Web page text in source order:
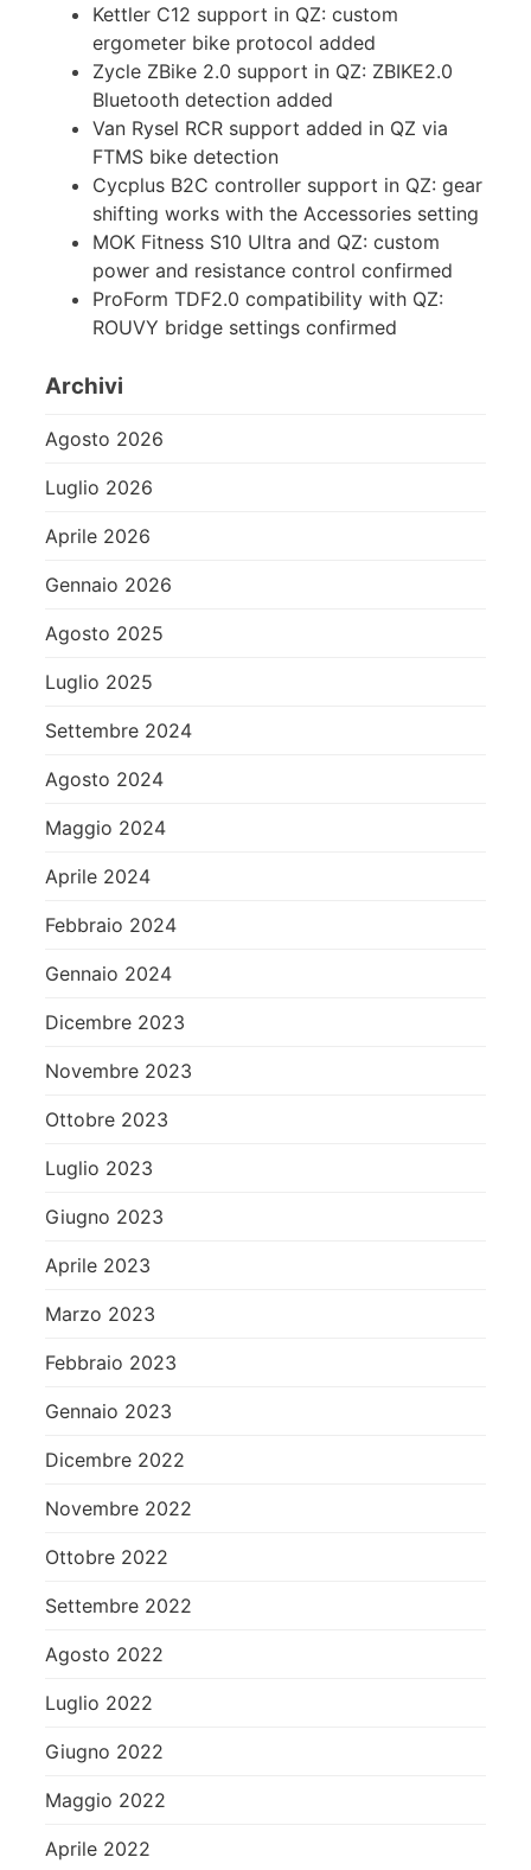
Kettler C12 support in QZ: custom
ergometer bike protocol added
Zycle ZBike 2.0 support in QZ: ZBIKE2.0
Bluetooth detection added
Van Rysel RCR support added in QZ via
FTMS bike detection
Cycplus B2C controller support in QZ: gear
shifting works with the Accessories setting
MOK Fitness S10 Ultra and QZ: custom
power and resistance control confirmed
ProForm TDF2.0 compatibility with QZ:
ROUVY bridge settings confirmed
Archivi
Agosto 2026
Luglio 2026
Aprile 2026
Gennaio 2026
Agosto 2025
Luglio 2025
Settembre 2024
Agosto 2024
Maggio 2024
Aprile 2024
Febbraio 2024
Gennaio 2024
Dicembre 2023
Novembre 2023
Ottobre 2023
Luglio 2023
Giugno 2023
Aprile 2023
Marzo 2023
Febbraio 2023
Gennaio 2023
Dicembre 2022
Novembre 2022
Ottobre 2022
Settembre 2022
Agosto 2022
Luglio 2022
Giugno 2022
Maggio 2022
Aprile 2022